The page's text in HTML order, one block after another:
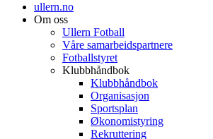
ullern.no
Om oss
Ullern Fotball
Våre samarbeidspartnere
Fotballstyret
Klubbhåndbok
Klubbhåndbok
Organisasjon
Sportsplan
Økonomistyring
Rekruttering